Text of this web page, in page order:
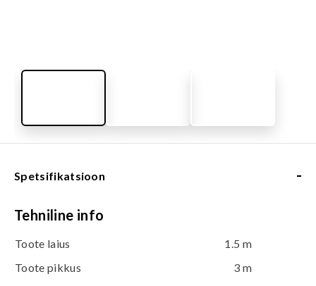
Spetsifikatsioon -
Tehniline info
Toote laius
1.5 m
Toote pikkus
3 m